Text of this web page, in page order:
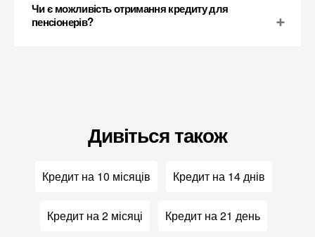
Чи є можливість отримання кредиту для
пенсіонерів?
Дивіться також
Кредит на 10 місяців Кредит на 14 днів
Кредит на 2 місяці Кредит на 21 день